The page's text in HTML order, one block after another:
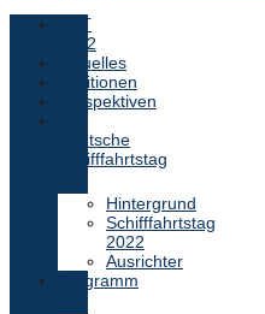
DST
2022
Aktuelles
Positionen
Perspektiven
Deutsche
Schifffahrtstag
Hintergrund
Schifffahrtstag
2022
Ausrichter
Programm